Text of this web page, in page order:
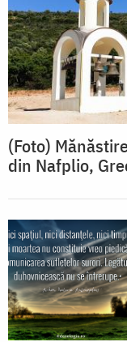
(Foto)
din Nafplio,